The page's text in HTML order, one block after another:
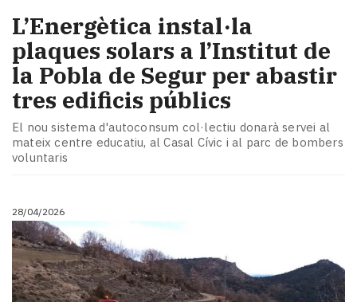
L’Energètica instal·la
plaques solars a l’Institut de
la Pobla de Segur per abastir
tres edificis públics
El nou sistema d'autoconsum col·lectiu donarà servei al
mateix centre educatiu, al Casal Cívic i al parc de bombers
voluntaris
28/04/2026